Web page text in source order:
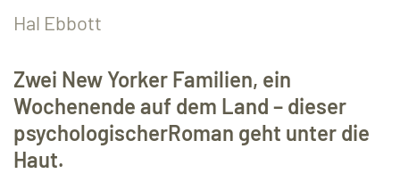
Hal Ebbott
Zwei New Yorker Familien, ein
Wochenende auf dem Land – dieser
psychologischerRoman geht unter die
Haut.